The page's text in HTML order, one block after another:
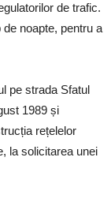
de trafic.
noapte, pentru a
pe strada Sfatul
1989 și
rețelelor
la solicitarea unei